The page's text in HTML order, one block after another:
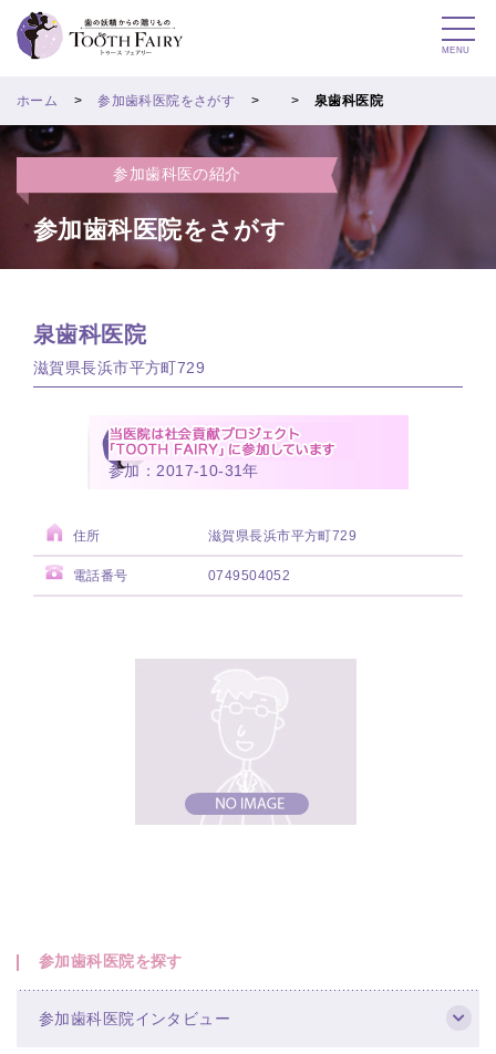
MENU
ホーム 参加歯科医院をさがす 泉歯科医院
参加歯科医の紹介
参加歯科医院をさがす
泉歯科医院
滋賀県長浜市平方町729
参加：2017-10-31年
住所 滋賀県長浜市平方町729
電話番号 0749504052
参加歯科医院を探す
参加歯科医院インタビュー